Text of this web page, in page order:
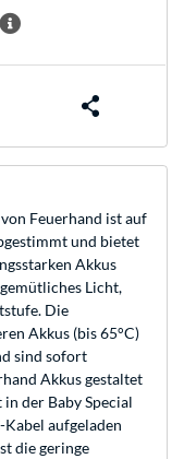
Feuerhand ist auf
und bietet
Akkus
Licht,
Die
Akkus (bis 65°C)
sind sofort
Akkus gestaltet
der Baby Special
aufgeladen
die geringe